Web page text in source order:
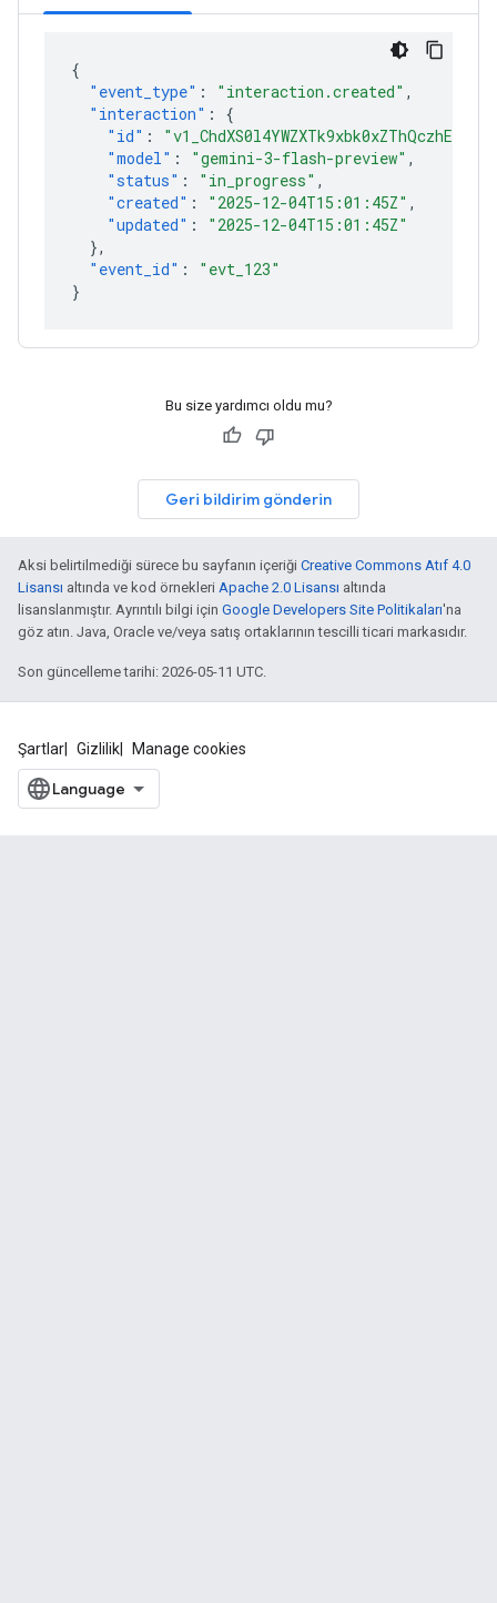
{
"event_type" : "interaction.created" ,
"interaction" :
{
"id" :
"model" : "gemini-3-flash-preview" ,
"status" : "in_progress" ,
"created" : "2025-12-04T15:01:45Z" ,
"updated" :
"2025-12-04T15:01:45Z"
},
"event_id" :
"evt_123"
}
Bu size yardımcı oldu mu?
Geri bildirim gönderin
Aksi belirtilmediği sürece bu sayfanın içeriği Creative Commons Atıf 4.0
Lisansı altında ve kod örnekleri Apache 2.0 Lisansı altında
lisanslanmıştır. Ayrıntılı bilgi için Google Developers Site Politikaları'na
göz atın. Java, Oracle ve/veya satış ortaklarının tescilli ticari markasıdır.
Son güncelleme tarihi: 2026-05-11 UTC.
Şartlar Gizlilik Manage cookies